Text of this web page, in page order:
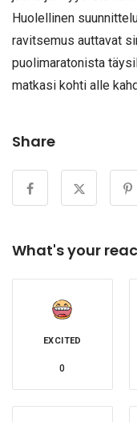
Huolellinen
ravitsemus auttavat
puolimaratonista
matkasi kohti alle
Share
What's your
EXCITED
0